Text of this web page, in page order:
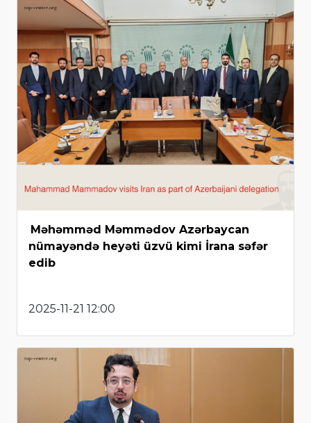
Məhəmməd Məmmədov Azərbaycan
nümayəndə heyəti üzvü kimi İrana səfər
edib
2025-11-21 12:00